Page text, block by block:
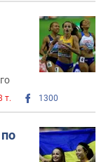
т. 1300